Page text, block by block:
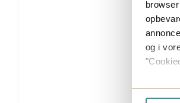
og i
Hvis du